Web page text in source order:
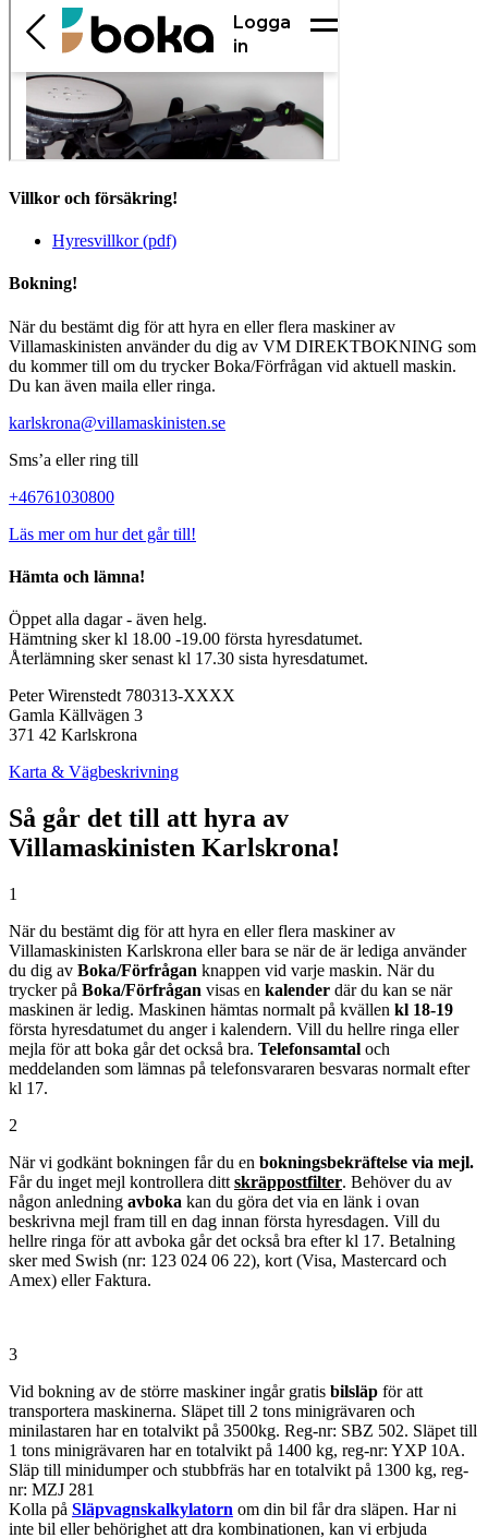
Villkor och försäkring!
Hyresvillkor (pdf)
Bokning!
När du bestämt dig för att hyra en eller flera maskiner av
Villamaskinisten använder du dig av VM DIREKTBOKNING som
du kommer till om du trycker Boka/Förfrågan vid aktuell maskin.
Du kan även maila eller ringa.
karlskrona@villamaskinisten.se
Sms’a eller ring till
+46761030800
Läs mer om hur det går till!
Hämta och lämna!
Öppet alla dagar - även helg.
Hämtning sker kl 18.00 -19.00 första hyresdatumet.
Återlämning sker senast kl 17.30 sista hyresdatumet.
Peter Wirenstedt 780313-XXXX
Gamla Källvägen 3
371 42 Karlskrona
Karta & Vägbeskrivning
Så går det till att hyra av
Villamaskinisten Karlskrona!
1
När du bestämt dig för att hyra en eller flera maskiner av
Villamaskinisten Karlskrona eller bara se när de är lediga använder
du dig av Boka/Förfrågan knappen vid varje maskin. När du
trycker på Boka/Förfrågan visas en kalender där du kan se när
maskinen är ledig. Maskinen hämtas normalt på kvällen kl 18-19
första hyresdatumet du anger i kalendern. Vill du hellre ringa eller
mejla för att boka går det också bra. Telefonsamtal och
meddelanden som lämnas på telefonsvararen besvaras normalt efter
kl 17.
2
När vi godkänt bokningen får du en bokningsbekräftelse via mejl.
Får du inget mejl kontrollera ditt skräppostfilter. Behöver du av
någon anledning avboka kan du göra det via en länk i ovan
beskrivna mejl fram till en dag innan första hyresdagen. Vill du
hellre ringa för att avboka går det också bra efter kl 17. Betalning
sker med Swish (nr: 123 024 06 22), kort (Visa, Mastercard och
Amex) eller Faktura.
3
Vid bokning av de större maskiner ingår gratis bilsläp för att
transportera maskinerna. Släpet till 2 tons minigrävaren och
minilastaren har en totalvikt på 3500kg. Reg-nr: SBZ 502. Släpet till
1 tons minigrävaren har en totalvikt på 1400 kg, reg-nr: YXP 10A.
Släp till minidumper och stubbfräs har en totalvikt på 1300 kg, reg-
nr: MZJ 281
Kolla på Släpvagnskalkylatorn om din bil får dra släpen. Har ni
inte bil eller behörighet att dra kombinationen, kan vi erbjuda